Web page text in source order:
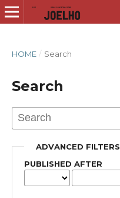
HOME / Search
Search
ADVANCED FILTERS
PUBLISHED AFTER